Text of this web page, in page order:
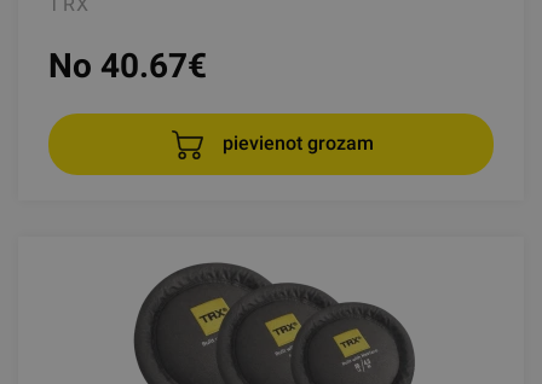
No 40.67€
pievienot grozam